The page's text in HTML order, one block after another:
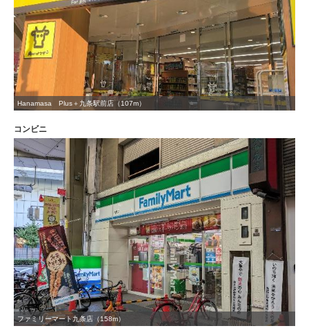
Hanamasa Plus＋九条駅前店（107m）
コンビニ
ファミリーマート九条店（158m）